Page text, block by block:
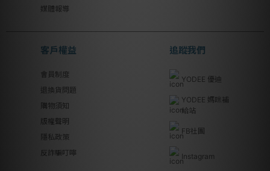
媒體報導
客戶權益
會員制度
退換貨問題
購物須知
版權聲明
隱私政策
反詐騙叮嚀
追蹤我們
YODEE 優迪
YODEE 媽咪補
給站
FB社團
Instagram